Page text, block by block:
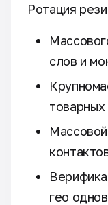
Ротация
слов и
товарных
гео